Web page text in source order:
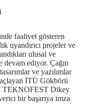
faaliyet gösteren
uyandırıcı projeler ve
ulusal ve
devam ediyor. Çağın
ve yazılımlar
İTÜ Gökbörü
TEKNOFEST Dikey
bir başarıya imza